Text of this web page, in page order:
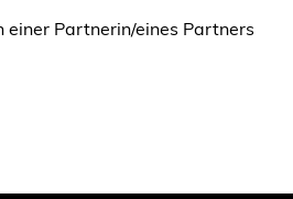
einer Partnerin/eines Partners